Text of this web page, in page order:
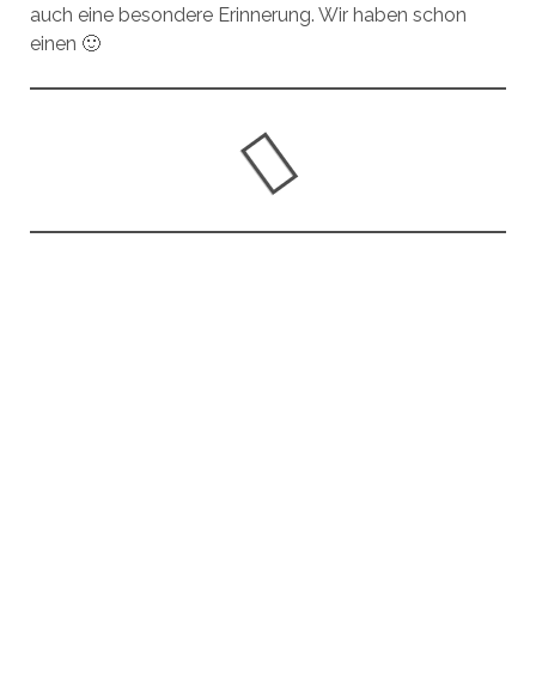
auch eine besondere Erinnerung. Wir haben schon
einen 🙂